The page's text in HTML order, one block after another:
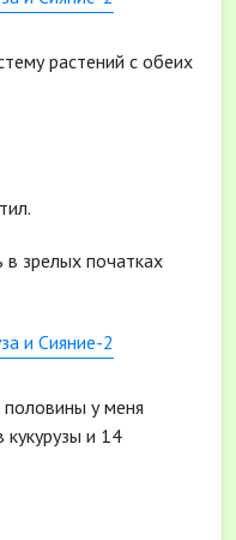
растений с обеих
в зрелых початках
половины у меня
кукурузы и 14